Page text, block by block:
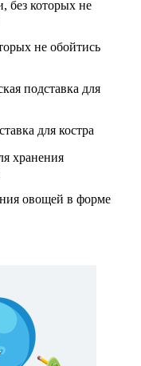
не обойтись
для костра
овощей в форме